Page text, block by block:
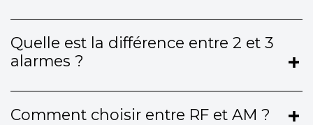
Quelle est la différence entre 2 et 3
alarmes ?
Comment choisir entre RF et AM ?